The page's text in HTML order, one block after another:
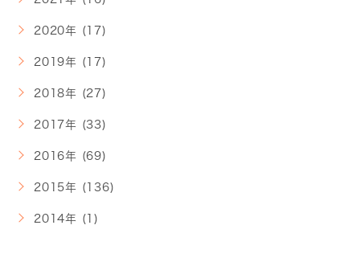
2020年 (17)
2019年 (17)
2018年 (27)
2017年 (33)
2016年 (69)
2015年 (136)
2014年 (1)